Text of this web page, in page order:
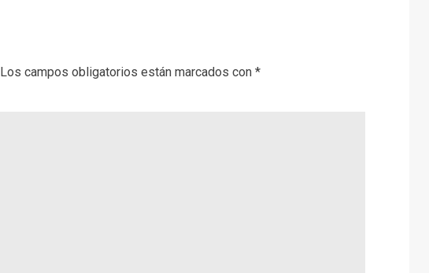
Los campos obligatorios están marcados con *